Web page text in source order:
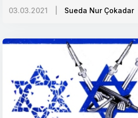
Körfez Ülkelerinin Kiralık/Paralı
Latin Amerikada Dönüşüm ve ABD
Mülteciler ve ABnin Değerler Sınavı
Bahar Kalkanı Harekâtı: Askerî,
Hedefler
03.03.2021 Sueda Nur Çokadar